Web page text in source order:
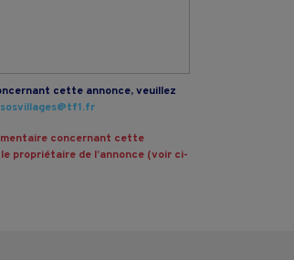
cette annonce, veuillez
sosvillages@tf1.fr
concernant cette
propriétaire de l’annonce (voir ci-